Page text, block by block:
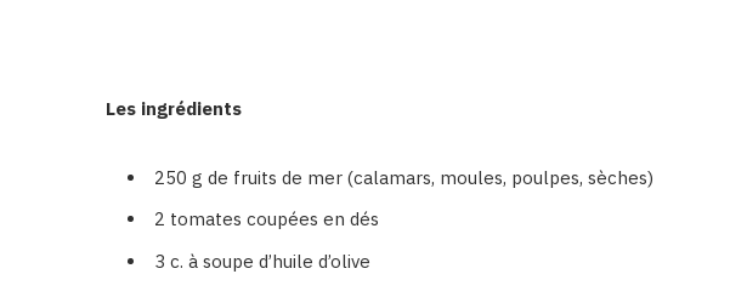
Les ingrédients
250 g de fruits de mer (calamars, moules, poulpes, sèches)
2 tomates coupées en dés
3 c. à soupe d’huile d’olive